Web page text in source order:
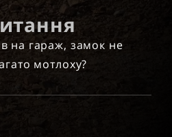
на гараж, замок не
мотлоху?